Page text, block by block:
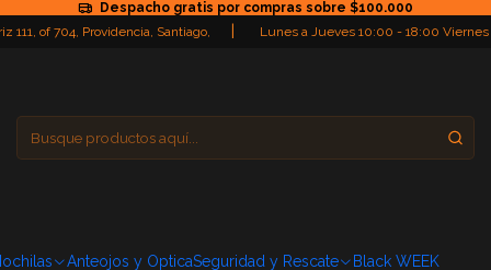
Despacho gratis por compras sobre $100.000
111, of 704, Providencia, Santiago,
Lunes a Jueves 10:00 - 18:00
Anteojos y OpticaSeguridad y Rescate Black WEEK